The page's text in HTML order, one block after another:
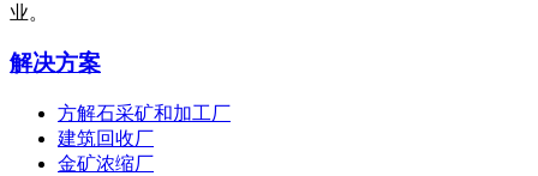
业。
解决方案
方解石采矿和加工厂
建筑回收厂
金矿浓缩厂